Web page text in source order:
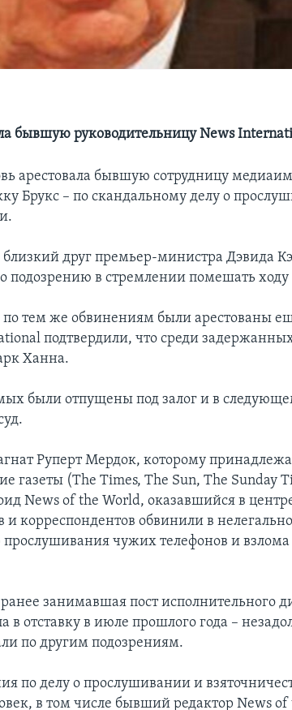
бывшую руководительницу News
арестовала бывшую сотрудницу
Брукс – по скандальному делу о
близкий друг премьер-министра Дэвида
подозрению в стремлении помешать ходу
тем же обвинениям были арестованы
подтвердили, что среди
Ханна.
были отпущены под залог и в
Руперт Мердок, которому
газеты (The Times, The Sun, The Sunday
News of the World, оказавшийся в
и корреспондентов обвинили в
чужих телефонов и взлома
занимавшая пост исполнительного
в отставку в июле прошлого года –
по другим подозрениям.
по делу о прослушивании и
в том числе бывший редактор News